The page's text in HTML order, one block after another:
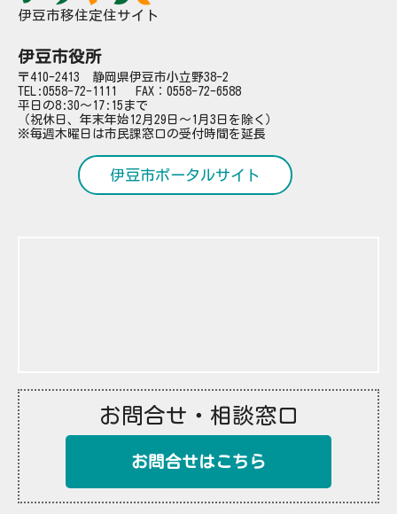
伊豆市移住定住サイト
伊豆市役所
〒410-2413 静岡県伊豆市小立野38-2
TEL:0558-72-1111
FAX：0558-72-6588
平日の8:30～17:15まで
（祝休日、年末年始12月29日～1月3日を除く）
※毎週木曜日は市民課窓口の受付時間を延長
伊豆市ポータルサイト
お問合せ・相談窓口
お問合せはこちら